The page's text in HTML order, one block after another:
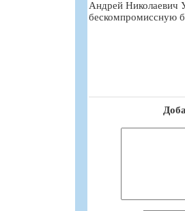
Андрей Николаевич
бескомпромиссную